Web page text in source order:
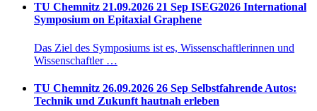
TU Chemnitz 21.09.2026 21 Sep ISEG2026 International
Symposium on Epitaxial Graphene
Das Ziel des Symposiums ist es, Wissenschaftlerinnen und
Wissenschaftler …
TU Chemnitz 26.09.2026 26 Sep Selbstfahrende Autos:
Technik und Zukunft hautnah erleben